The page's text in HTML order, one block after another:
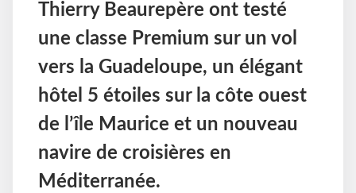
Thierry Beaurepère ont testé
une classe Premium sur un vol
vers la Guadeloupe, un élégant
hôtel 5 étoiles sur la côte ouest
de l’île Maurice et un nouveau
navire de croisières en
Méditerranée.